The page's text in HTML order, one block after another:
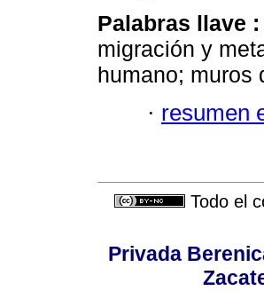
Palabras llave :
migración y
humano; muros
· resumen
Todo el
Privada